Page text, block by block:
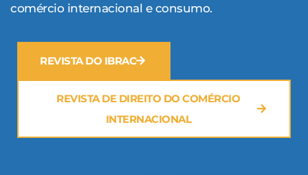
comércio internacional e consumo.
REVISTA DO IBRAC
REVISTA DE DIREITO DO COMÉRCIO
INTERNACIONAL